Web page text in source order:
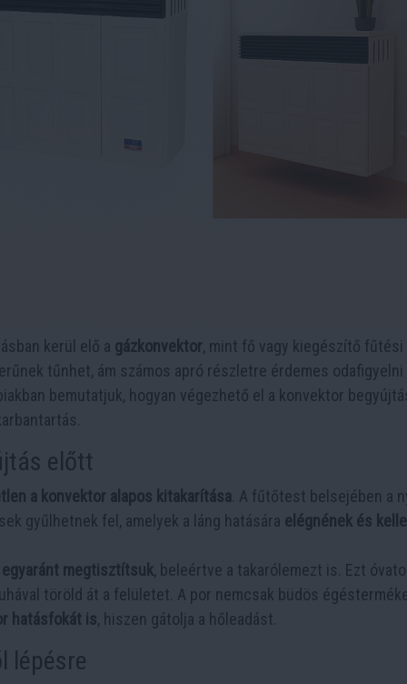
kerül elő a gázkonvektor, mint fő vagy kiegészítő fűtési
tűnhet, ám számos apró részletre érdemes odafigyelni
bemutatjuk, hogyan végezhető el a konvektor
előtt
a konvektor alapos kitakarítása . A fűtőtest belsejében a
gyűlhetnek fel, amelyek a láng hatására elégnének és
megtisztítsuk, beleértve a takarólemezt is. Ezt
töröld át a felületet. A por nemcsak büdös
hatásfokát is, hiszen gátolja a hőleadást.
lépésre